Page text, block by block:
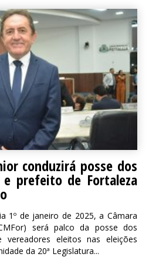
conduzirá posse dos
e prefeito de Fortaleza
1º de janeiro de 2025, a Câmara
será palco da posse dos
vereadores eleitos nas eleições
da 20ª Legislatura...